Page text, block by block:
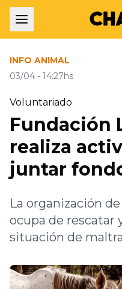
INFO ANIMAL
03/04 - 14:27hs
Voluntariado
Fundación
realiza
juntar
La organización
ocupa de rescatar
situación de